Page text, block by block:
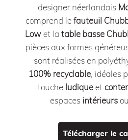
designer néerlandais
comprend lefauteuil
Lowet la table basse
pièces aux formes
sont réalisées en
100% recyclable , idéales
touche ludiqueet
espaces intérieursou
Télécharger le